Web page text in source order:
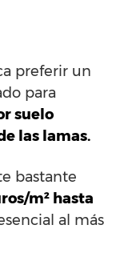
preferir un
para
suelo
las lamas.
bastante
m² hasta
al más